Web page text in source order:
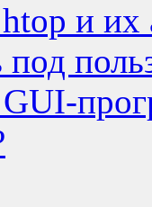
и их